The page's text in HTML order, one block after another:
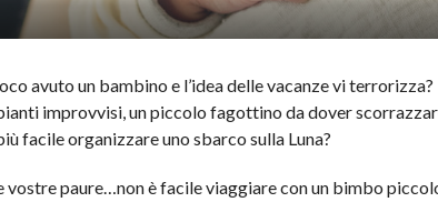
avuto un bambino e l’idea delle vacanze vi terrorizza?
improvvisi, un piccolo fagottino da dover
facile organizzare uno sbarco sulla Luna?
vostre paure…non è facile viaggiare con un bimbo